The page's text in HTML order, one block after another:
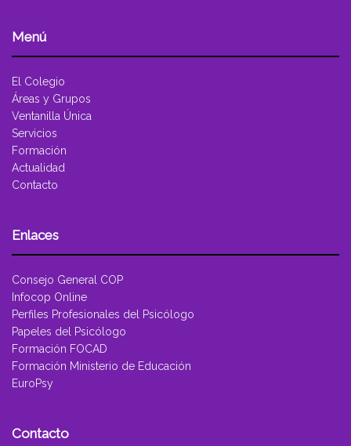
Menú
El Colegio
Áreas y Grupos
Ventanilla Única
Servicios
Formación
Actualidad
Contacto
Enlaces
Consejo General COP
Infocop Online
Perfiles Profesionales del Psicólogo
Papeles del Psicólogo
Formación FOCAD
Formación Ministerio de Educación
EuroPsy
Contacto